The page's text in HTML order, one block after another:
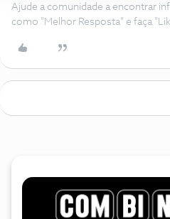
Ajude a comunidade a encontrar
como "Melhor Resposta" e faça